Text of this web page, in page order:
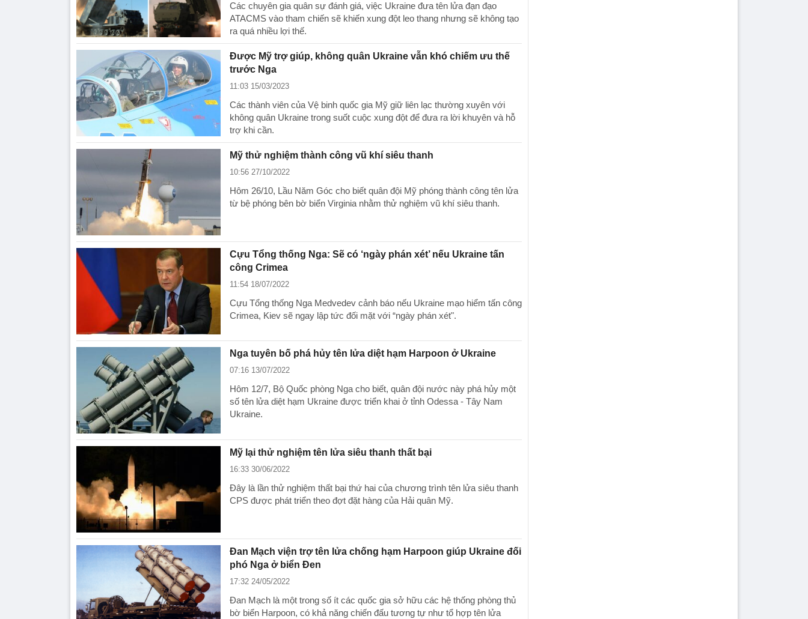
Các chuyên gia quân sự đánh giá, việc Ukraine đưa tên lửa đạn đạo
ATACMS vào tham chiến sẽ khiến xung đột leo thang nhưng sẽ không tạo
ra quá nhiều lợi thế.
Được Mỹ trợ giúp, không quân Ukraine vẫn khó chiếm ưu thế
trước Nga
11:03 15/03/2023
Các thành viên của Vệ binh quốc gia Mỹ giữ liên lạc thường xuyên với
không quân Ukraine trong suốt cuộc xung đột để đưa ra lời khuyên và hỗ
trợ khi cần.
Mỹ thử nghiệm thành công vũ khí siêu thanh
10:56 27/10/2022
Hôm 26/10, Lầu Năm Góc cho biết quân đội Mỹ phóng thành công tên lửa
từ bệ phóng bên bờ biển Virginia nhằm thử nghiệm vũ khí siêu thanh.
Cựu Tổng thống Nga: Sẽ có ‘ngày phán xét’ nếu Ukraine tấn
công Crimea
11:54 18/07/2022
Cựu Tổng thống Nga Medvedev cảnh báo nếu Ukraine mạo hiểm tấn công
Crimea, Kiev sẽ ngay lập tức đối mặt với “ngày phán xét".
Nga tuyên bố phá hủy tên lửa diệt hạm Harpoon ở Ukraine
07:16 13/07/2022
Hôm 12/7, Bộ Quốc phòng Nga cho biết, quân đội nước này phá hủy một
số tên lửa diệt hạm Ukraine được triển khai ở tỉnh Odessa - Tây Nam
Ukraine.
Mỹ lại thử nghiệm tên lửa siêu thanh thất bại
16:33 30/06/2022
Đây là lần thử nghiệm thất bại thứ hai của chương trình tên lửa siêu thanh
CPS được phát triển theo đợt đặt hàng của Hải quân Mỹ.
Đan Mạch viện trợ tên lửa chống hạm Harpoon giúp Ukraine đối
phó Nga ở biển Đen
17:32 24/05/2022
Đan Mạch là một trong số ít các quốc gia sở hữu các hệ thống phòng thủ
bờ biển Harpoon, có khả năng chiến đấu tương tự như tổ hợp tên lửa